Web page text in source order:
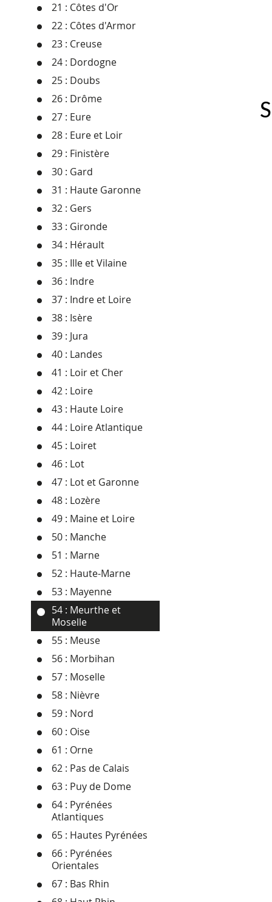
21 : Côtes d'Or
22 : Côtes d'Armor
23 : Creuse
24 : Dordogne
25 : Doubs
26 : Drôme
27 : Eure
28 : Eure et Loir
29 : Finistère
30 : Gard
31 : Haute Garonne
32 : Gers
33 : Gironde
34 : Hérault
35 : Ille et Vilaine
36 : Indre
37 : Indre et Loire
38 : Isère
39 : Jura
40 : Landes
41 : Loir et Cher
42 : Loire
43 : Haute Loire
44 : Loire Atlantique
45 : Loiret
46 : Lot
47 : Lot et Garonne
48 : Lozère
49 : Maine et Loire
50 : Manche
51 : Marne
52 : Haute-Marne
53 : Mayenne
54 : Meurthe et
Moselle
55 : Meuse
56 : Morbihan
57 : Moselle
58 : Nièvre
59 : Nord
60 : Oise
61 : Orne
62 : Pas de Calais
63 : Puy de Dome
64 : Pyrénées
Atlantiques
65 : Hautes Pyrénées
66 : Pyrénées
Orientales
67 : Bas Rhin